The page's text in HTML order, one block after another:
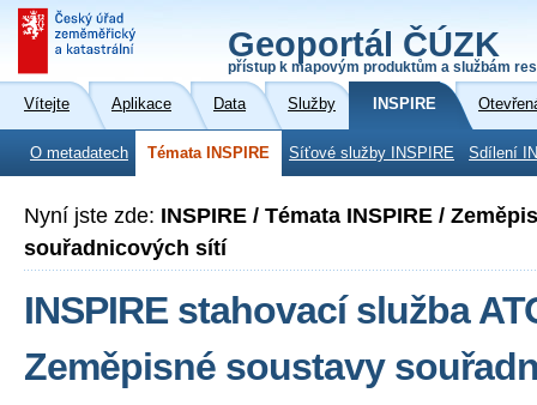
Geoportál ČÚZK
přístup k mapovým produktům a službám
Vítejte Aplikace Data Služby INSPIRE
O metadatech Témata INSPIRE Síťové služby INSPIRE Sdílení
Nyní jste zde: INSPIRE / Témata INSPIRE /
souřadnicových sítí
INSPIRE stahovací služba
Zeměpisné soustavy